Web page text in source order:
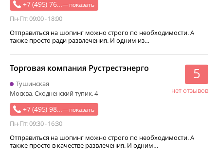
+7 (495) 76...— показать
Пн-Пт: 09:00 - 18:00
Отправиться на шопинг можно строго по необходимости. А
также просто ради развлечения. И одним из…
+7 (495) 98...— показать
Пн-Пт: 09:30 - 16:30
Торговая компания Рустрестэнерго 5
нет отзывов
Тушинская
Москва, Сходненский тупик, 4
Отправиться на шопинг можно строго по необходимости. А
также просто в качестве развлечения. И одним…